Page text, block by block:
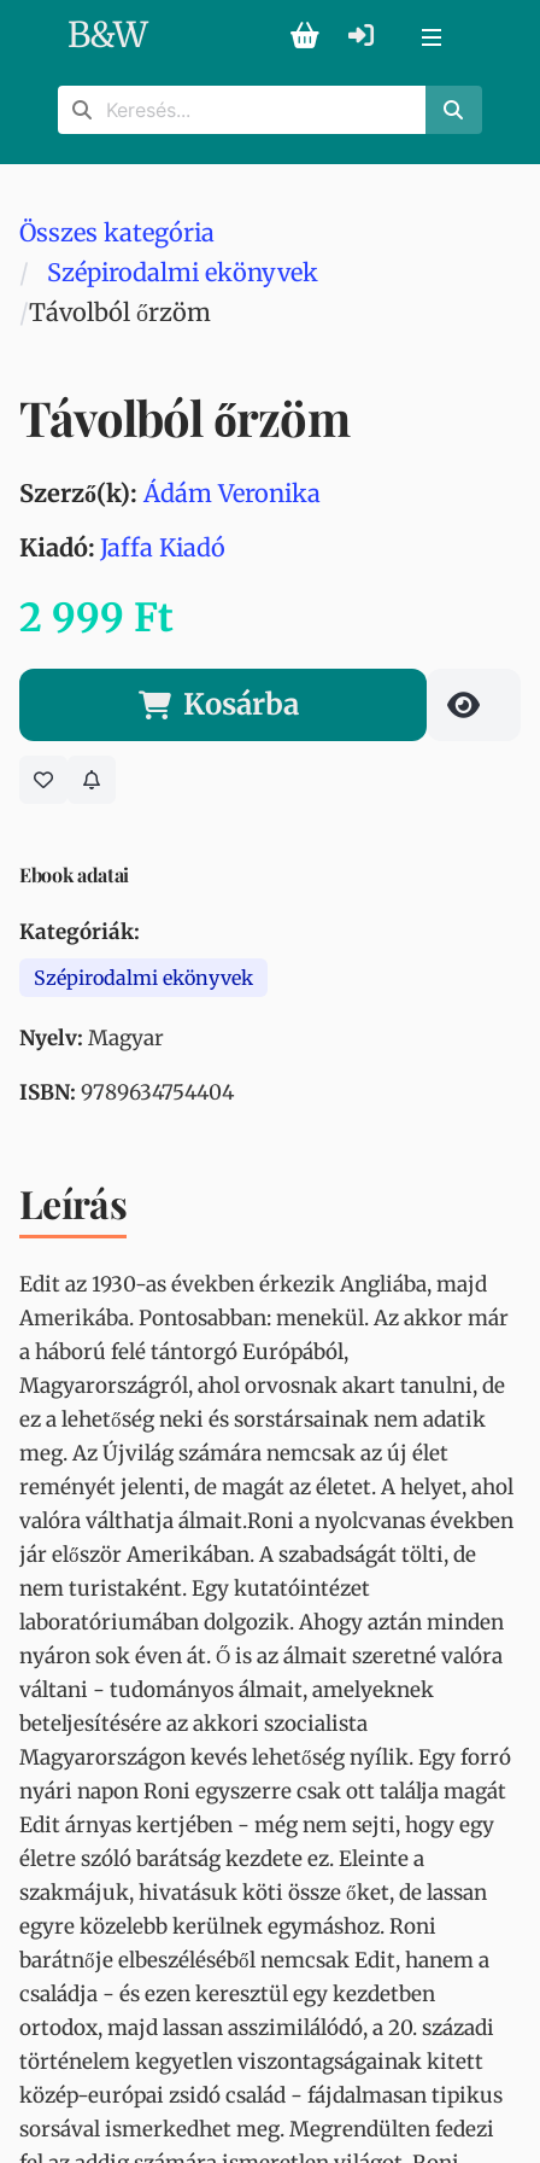
B&W
Összes kategória
Szépirodalmi ekönyvek
Távolból őrzöm
Távolból őrzöm
Szerző(k): Ádám Veronika
Kiadó: Jaffa Kiadó
2 999 Ft
Kosárba
Ebook adatai
Kategóriák:
Szépirodalmi ekönyvek
Nyelv: Magyar
ISBN: 9789634754404
Leírás
Edit az 1930-as években érkezik Angliába, majd
Amerikába. Pontosabban: menekül. Az akkor már
a háború felé tántorgó Európából,
Magyarországról, ahol orvosnak akart tanulni, de
ez a lehetőség neki és sorstársainak nem adatik
meg. Az Újvilág számára nemcsak az új élet
reményét jelenti, de magát az életet. A helyet, ahol
valóra válthatja álmait.Roni a nyolcvanas években
jár először Amerikában. A szabadságát tölti, de
nem turistaként. Egy kutatóintézet
laboratóriumában dolgozik. Ahogy aztán minden
nyáron sok éven át. Ő is az álmait szeretné valóra
váltani - tudományos álmait, amelyeknek
beteljesítésére az akkori szocialista
Magyarországon kevés lehetőség nyílik. Egy forró
nyári napon Roni egyszerre csak ott találja magát
Edit árnyas kertjében - még nem sejti, hogy egy
életre szóló barátság kezdete ez. Eleinte a
szakmájuk, hivatásuk köti össze őket, de lassan
egyre közelebb kerülnek egymáshoz. Roni
barátnője elbeszéléséből nemcsak Edit, hanem a
családja - és ezen keresztül egy kezdetben
ortodox, majd lassan asszimilálódó, a 20. századi
történelem kegyetlen viszontagságainak kitett
közép-európai zsidó család - fájdalmasan tipikus
sorsával ismerkedhet meg. Megrendülten fedezi